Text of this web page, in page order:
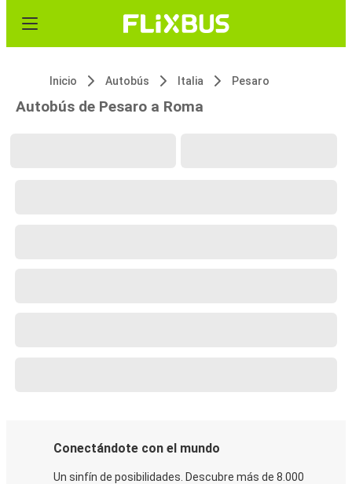
Inicio Autobús Italia Pesaro
Autobús de Pesaro a Roma
Conectándote con el mundo
Un sinfín de posibilidades. Descubre más de 8.000